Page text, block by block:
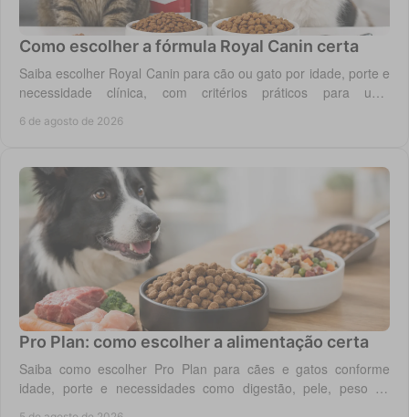
Como escolher a fórmula Royal Canin certa
Saiba escolher Royal Canin para cão ou gato por idade, porte e
necessidade clínica, com critérios práticos para uma
6 de agosto de 2026
Pro Plan: como escolher a alimentação certa
Saiba como escolher Pro Plan para cães e gatos conforme
idade, porte e necessidades como digestão, pele, peso ou